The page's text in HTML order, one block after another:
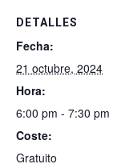
DETALLES
Fecha:
21 octubre, 2024
Hora:
6:00 pm - 7:30 pm
Coste:
Gratuito